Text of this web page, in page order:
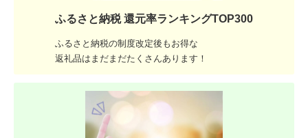
ふるさと納税 還元率ランキングTOP300
ふるさと納税の制度改定後もお得な
返礼品はまだまだたくさんあります！